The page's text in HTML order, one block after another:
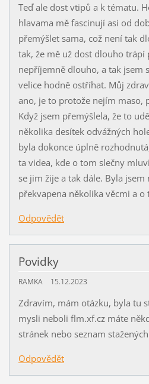
Teď ale dost vtipů a k tématu.
hlavama mě fascinují asi od
přemýšlet sama, což není tak
tak, že mě už dost dlouho trápí
nepříjemně dlouho, a tak jsem
velice hodně ostříhat. Můj
ano, je to protože nejím maso,
Když jsem přemýšlela, že to
několika desítek odvážných
byla dokonce úplně
ta videa, kde o tom slečny
se jim žije a tak dále. Byla
překvapena několika věcmi a o
Odpovědět
Povidky
RAMKA 15.12.2023
Zdravím, mám otázku, byla tu
mysli neboli flm.xf.cz máte
stránek nebo seznam
Odpovědět